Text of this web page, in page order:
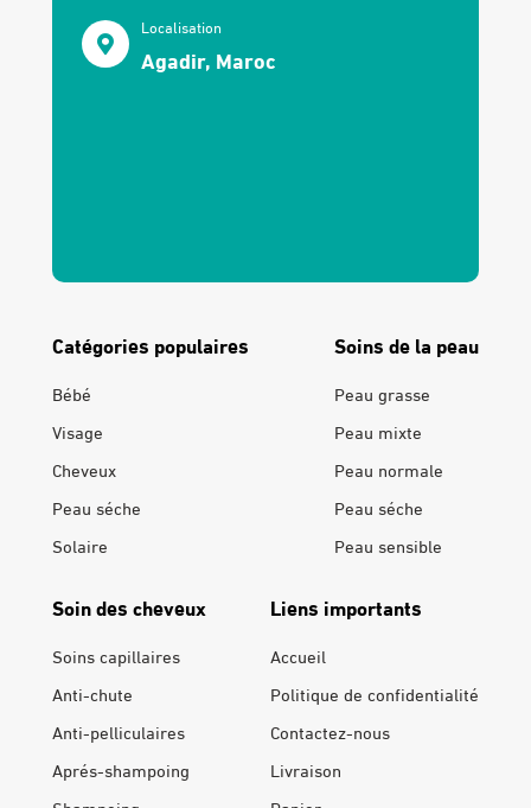
Localisation
Agadir, Maroc
Catégories populaires
Bébé
Visage
Cheveux
Peau séche
Solaire
Soins de la peau
Peau grasse
Peau mixte
Peau normale
Peau séche
Peau sensible
Soin des cheveux
Soins capillaires
Anti-chute
Anti-pelliculaires
Aprés-shampoing
Liens importants
Accueil
Politique de confidentialité
Contactez-nous
Livraison